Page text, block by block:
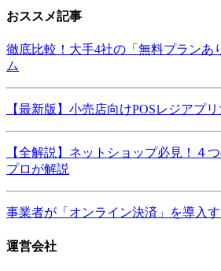
おススメ記事
徹底比較！大手4社の「無料プランあ
ム
【最新版】小売店向けPOSレジアプ
【全解説】ネットショップ必見！４
プロが解説
事業者が「オンライン決済」を導入
運営会社